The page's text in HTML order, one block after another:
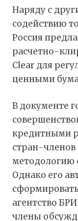
Наряду с
содействию
Россия
расчетно-
Clear для
ценными
В документе
кредитными
стран-
методологию
Однако его
агентство
члены